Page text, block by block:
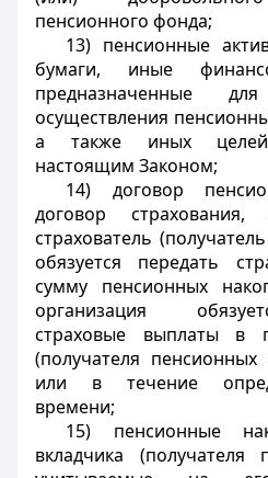
пенсионного фонда;
13) пенсионные
бумаги, иные
предназначенные
осуществления
а также иных целей,
настоящим Законом;
14) договор
договор страхования,
страхователь
обязуется передать
сумму пенсионных
организация
страховые выплаты в
(получателя
или в течение
времени;
15) пенсионные
вкладчика (получателя